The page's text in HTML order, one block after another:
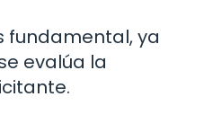
fundamental, ya
evalúa la